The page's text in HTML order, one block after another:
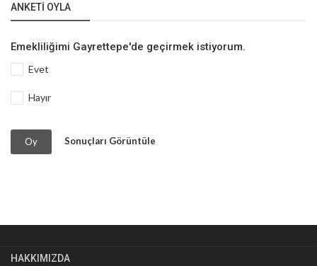
ANKETI OYLA
Emekliliğimi Gayrettepe'de geçirmek istiyorum.
Evet
Hayır
Oy Sonuçları Görüntüle
HAKKIMIZDA